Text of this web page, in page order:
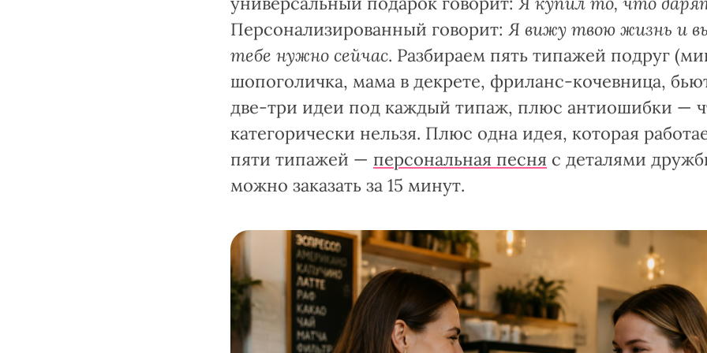
Персонализированный говорит: Я вижу твою жизнь и
тебе нужно сейчас. Разбираем пять типажей подруг
шопоголичка, мама в декрете, фриланс-кочевница,
две-три идеи под каждый типаж, плюс антиошибки —
категорически нельзя. Плюс одна идея, которая
пяти типажей — персональная песня с деталями
можно заказать за 15 минут.